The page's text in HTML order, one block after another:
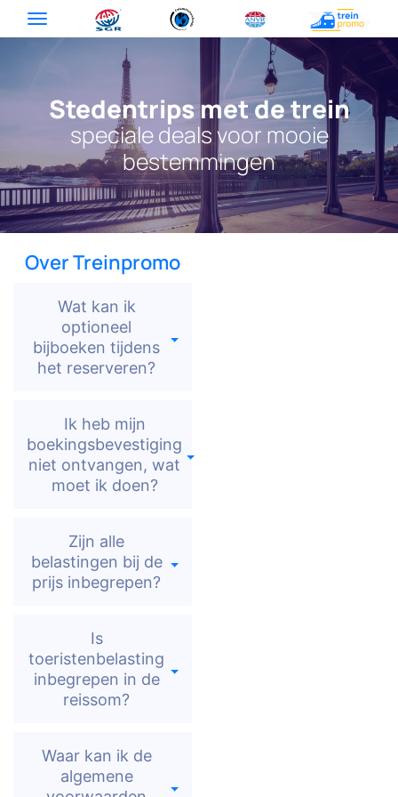
Stedentrips met de trein
speciale deals voor mooie
bestemmingen
Over Treinpromo
Wat kan ik
optioneel
bijboeken tijdens
het reserveren?
Ik heb mijn
boekingsbevestiging
niet ontvangen, wat
moet ik doen?
Zijn alle
belastingen bij de
prijs inbegrepen?
Is
toeristenbelasting
inbegrepen in de
reissom?
Waar kan ik de
algemene